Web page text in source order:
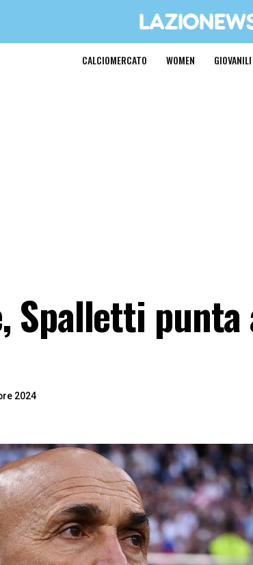
CALCIOMERCATO WOMEN GIOVANILI
Spalletti
2024